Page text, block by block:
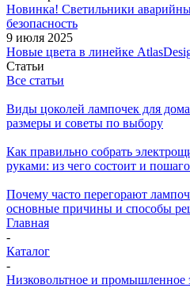
Новинка! Светильники
безопасность
9 июля 2025
Новые цвета в линейке
Статьи
Все статьи
Виды цоколей лампочек для
размеры и советы по выбору
Как правильно собрать
руками: из чего состоит и
Почему часто перегорают
основные причины и способы
Главная
-
Каталог
-
Низковольтное и промышленное